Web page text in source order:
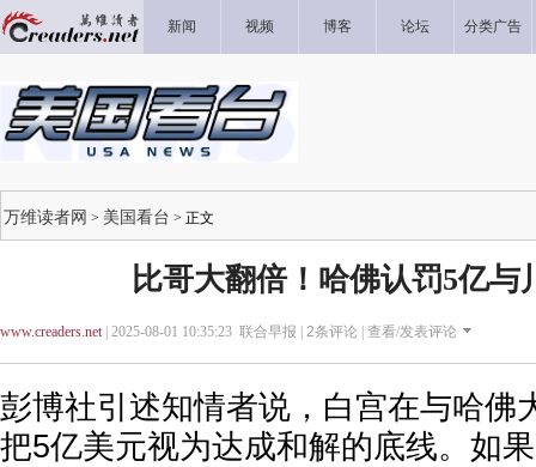
新闻 视频 博客 论坛 分类广告
万维读者网 > 美国看台 > 正文
比哥大翻倍！哈佛认罚5亿与
www.creaders.net| 2025-08-01 10:35:23 联合早报 | 2条评论 | 查看/发表评论
彭博社引述知情者说，白宫在与哈佛
把5亿美元视为达成和解的底线。如